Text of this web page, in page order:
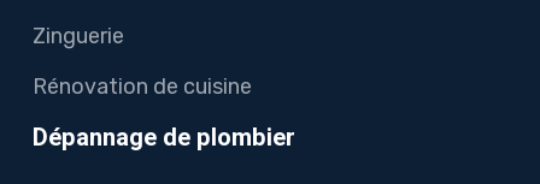
Zinguerie
Rénovation de cuisine
Dépannage de plombier